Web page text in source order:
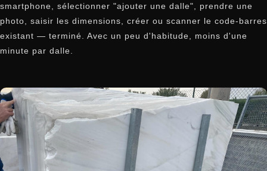
smartphone, sélectionner "ajouter une dalle", prendre une
photo, saisir les dimensions, créer ou scanner le code-barres
existant — terminé. Avec un peu d'habitude, moins d'une
minute par dalle.